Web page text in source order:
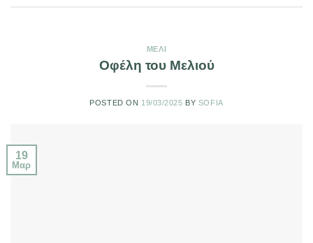
ΜΈΛΙ
Οφέλη του Μελιού
POSTED ON 19/03/2025 BY SOFIA
19
Μαρ